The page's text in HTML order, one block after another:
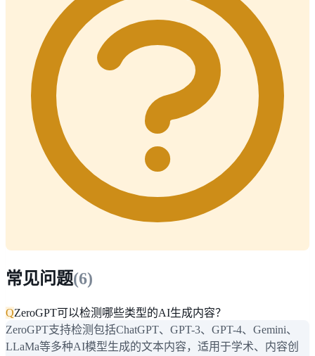
常见问题(6)
QZeroGPT可以检测哪些类型的AI生成内容？
ZeroGPT支持检测包括ChatGPT、GPT-3、GPT-4、Gemini、
LLaMa等多种AI模型生成的文本内容，适用于学术、内容创